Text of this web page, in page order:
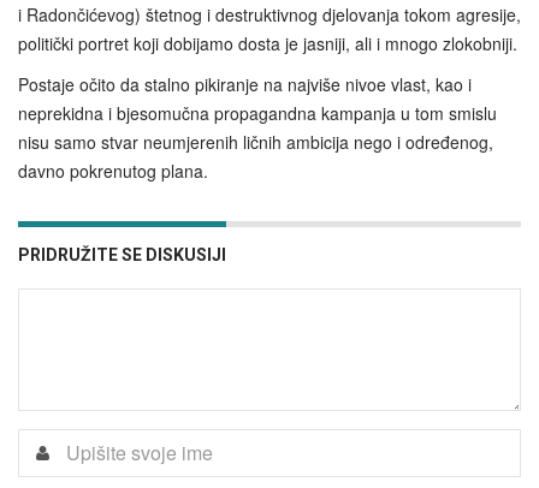
i Radončićevog) štetnog i destruktivnog djelovanja tokom agresije,
politički portret koji dobijamo dosta je jasniji, ali i mnogo zlokobniji.
Postaje očito da stalno pikiranje na najviše nivoe vlast, kao i
neprekidna i bjesomučna propagandna kampanja u tom smislu
nisu samo stvar neumjerenih ličnih ambicija nego i određenog,
davno pokrenutog plana.
PRIDRUŽITE SE DISKUSIJI